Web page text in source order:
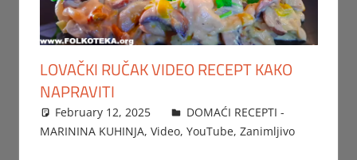
LOVAČKI RUČAK VIDEO RECEPT KAKO
NAPRAVITI
February 12, 2025 FTorgAdmin
DOMAĆI RECEPTI -
MARININA KUHINJA, Video, YouTube, Zanimljivo